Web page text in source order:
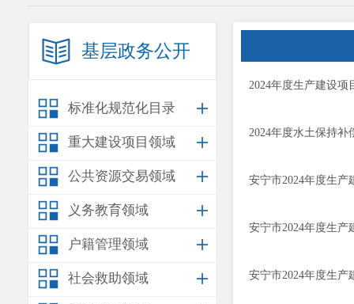
基层政务公开
标准化规范化目录
重大建设项目领域
公共资源交易领域
义务教育领域
户籍管理领域
社会救助领域
2024年度生产建设项
2024年度水土保持补
安宁市2024年度生
安宁市2024年度生
安宁市2024年度生